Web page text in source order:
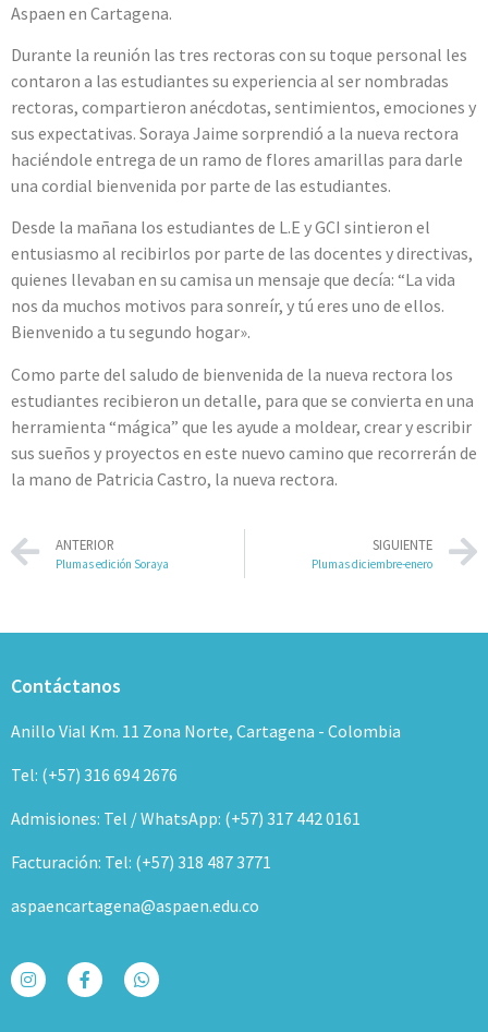
Aspaen en Cartagena.
Durante la reunión las tres rectoras con su toque personal les
contaron a las estudiantes su experiencia al ser nombradas
rectoras, compartieron anécdotas, sentimientos, emociones y
sus expectativas. Soraya Jaime sorprendió a la nueva rectora
haciéndole entrega de un ramo de flores amarillas para darle
una cordial bienvenida por parte de las estudiantes.
Desde la mañana los estudiantes de L.E y GCI sintieron el
entusiasmo al recibirlos por parte de las docentes y directivas,
quienes llevaban en su camisa un mensaje que decía: “La vida
nos da muchos motivos para sonreír, y tú eres uno de ellos.
Bienvenido a tu segundo hogar».
Como parte del saludo de bienvenida de la nueva rectora los
estudiantes recibieron un detalle, para que se convierta en una
herramienta “mágica” que les ayude a moldear, crear y escribir
sus sueños y proyectos en este nuevo camino que recorrerán de
la mano de Patricia Castro, la nueva rectora.
ANTERIOR
Plumas edición Soraya
SIGUIENTE
Plumas diciembre-enero
Contáctanos
Anillo Vial Km. 11 Zona Norte, Cartagena - Colombia
Tel: (+57) 316 694 2676
Admisiones: Tel / WhatsApp: (+57) 317 442 0161
Facturación: Tel: (+57) 318 487 3771
aspaencartagena@aspaen.edu.co